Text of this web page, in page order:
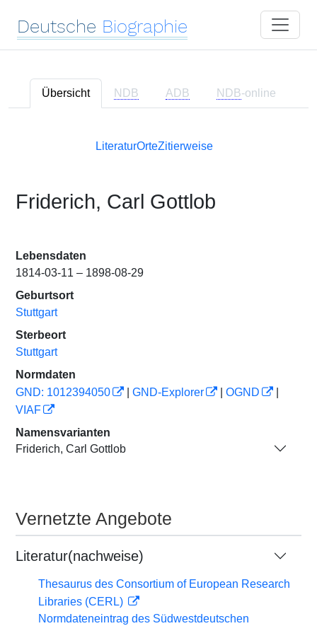
Deutsche Biographie
Übersicht NDB ADB NDB-online
LiteraturOrteZitierweise
Friderich, Carl Gottlob
Lebensdaten
1814-03-11 – 1898-08-29
Geburtsort
Stuttgart
Sterbeort
Stuttgart
Normdaten
GND: 1012394050
GND-Explorer OGND
VIAF
Namensvarianten
Friderich, Carl Gottlob
Vernetzte Angebote
Literatur(nachweise)
Thesaurus des Consortium of European Research
Libraries (CERL)
Normdateneintrag des Südwestdeutschen